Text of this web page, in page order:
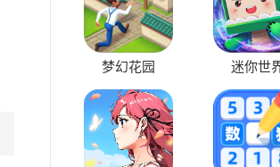
梦幻花园 迷你世